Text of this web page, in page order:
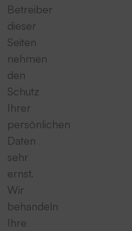
Betreiber
dieser
Seiten
nehmen
den
Schutz
Ihrer
persönlichen
Daten
sehr
ernst.
Wir
behandeln
Ihre